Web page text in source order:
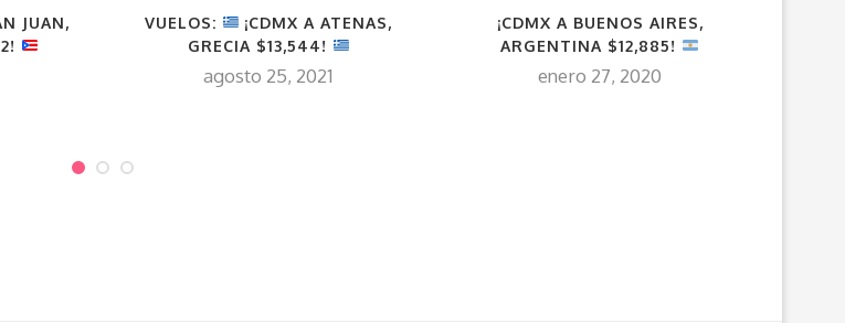
JUAN,
VUELOS:
¡CDMX A ATENAS,
GRECIA $13,544!
agosto 25, 2021
¡CDMX A BUENOS AIRES,
ARGENTINA $12,885!
enero 27, 2020